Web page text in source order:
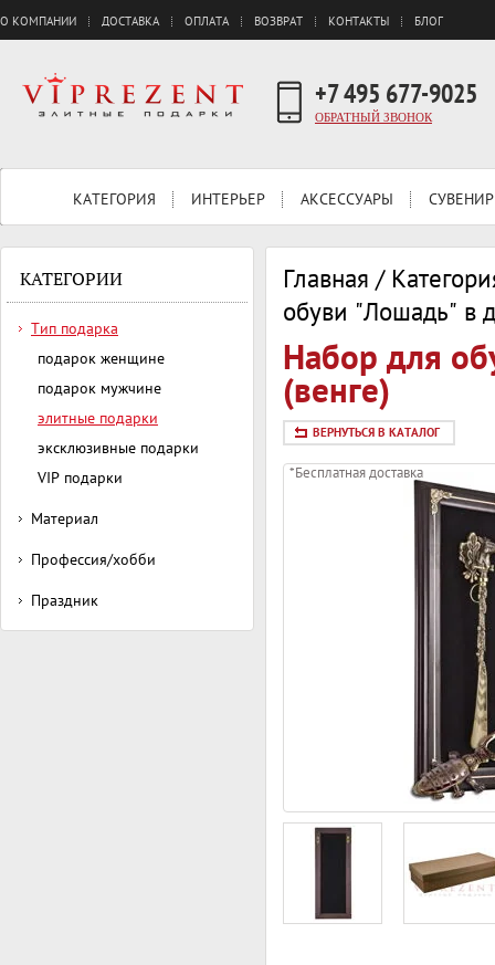
О КОМПАНИИ ДОСТАВКА ОПЛАТА ВОЗВРАТ КОНТАКТЫ БЛОГ
+7 495 677-9025
ОБРАТНЫЙ ЗВОНОК
КАТЕГОРИЯ ИНТЕРЬЕР АКСЕССУАРЫ
Главная /
обуви "Лошадь" в
Набор для
(венге)
ВЕРНУТЬСЯ В КАТАЛОГ
*Бесплатная доставка
КАТЕГОРИИ
Тип подарка
подарок женщине
подарок мужчине
элитные подарки
эксклюзивные подарки
VIP подарки
Материал
Профессия/хобби
Праздник